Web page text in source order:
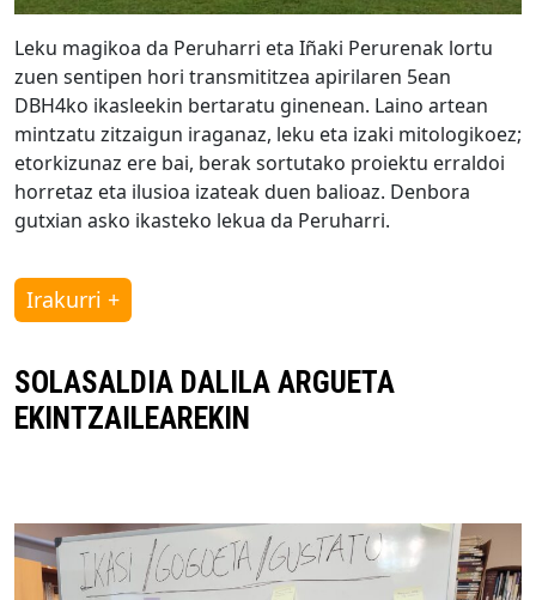
Leku magikoa da Peruharri eta Iñaki Perurenak lortu
zuen sentipen hori transmititzea apirilaren 5ean
DBH4ko ikasleekin bertaratu ginenean. Laino artean
mintzatu zitzaigun iraganaz, leku eta izaki mitologikoez;
etorkizunaz ere bai, berak sortutako proiektu erraldoi
horretaz eta ilusioa izateak duen balioaz. Denbora
gutxian asko ikasteko lekua da Peruharri.
Irakurri +
SOLASALDIA DALILA ARGUETA
EKINTZAILEAREKIN